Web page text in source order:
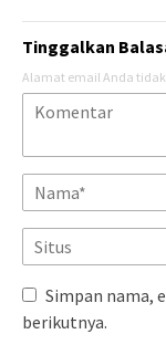
Tinggalkan
Alamat email Anda
Simpan nama,
berikutnya.